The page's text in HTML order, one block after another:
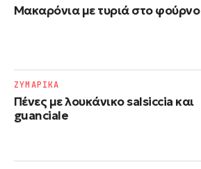
Μακαρόνια με τυριά στο φούρνο
Πένες με λουκάνικο salsiccia και
guanciale
ΖΥΜΑΡΙΚΑ